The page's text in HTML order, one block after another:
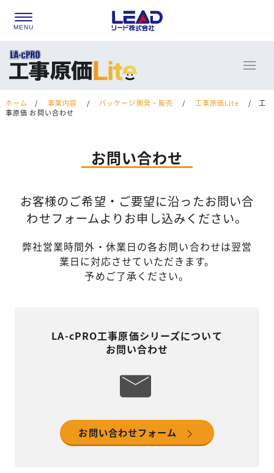
ホーム / 事業内容 / パッケージ開発・販売 / 工事原価Lite / 工
事原価 お問い合わせ
お問い合わせ
お客様のご希望・ご要望に沿ったお問い合
わせフォームよりお申し込みください。
弊社営業時間外・休業日の各お問い合わせは翌営
業日に対応させていただきます。
予めご了承ください。
LA-cPRO工事原価シリーズについて
お問い合わせ
お問い合わせフォーム